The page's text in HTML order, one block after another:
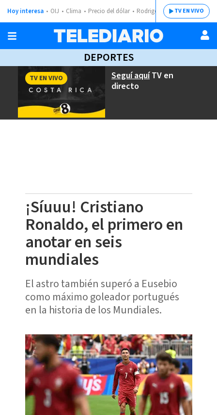
Hoy interesa OIJ Clima Precio del dólar Rodrigo ChavesTV EN VIVO
DEPORTES
Seguí aquíTV en
directo
TV EN VIVO
¡Síuuu! Cristiano
Ronaldo, el primero en
anotar en seis
mundiales
El astro también superó a Eusebio
como máximo goleador portugués
en la historia de los Mundiales.